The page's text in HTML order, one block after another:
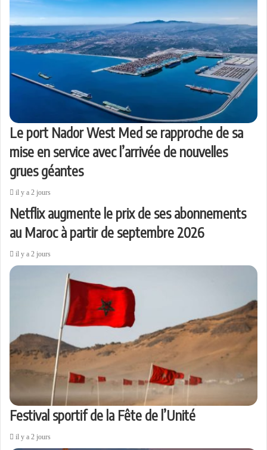
Le port Nador West Med se rapproche de sa
mise en service avec l’arrivée de nouvelles
grues géantes
il y a 2 jours
Netflix augmente le prix de ses abonnements
au Maroc à partir de septembre 2026
il y a 2 jours
Festival sportif de la Fête de l’Unité
il y a 2 jours